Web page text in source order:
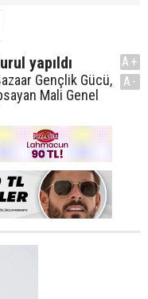
yapıldı
Gençlik Gücü,
Mali Genel
A+
A-